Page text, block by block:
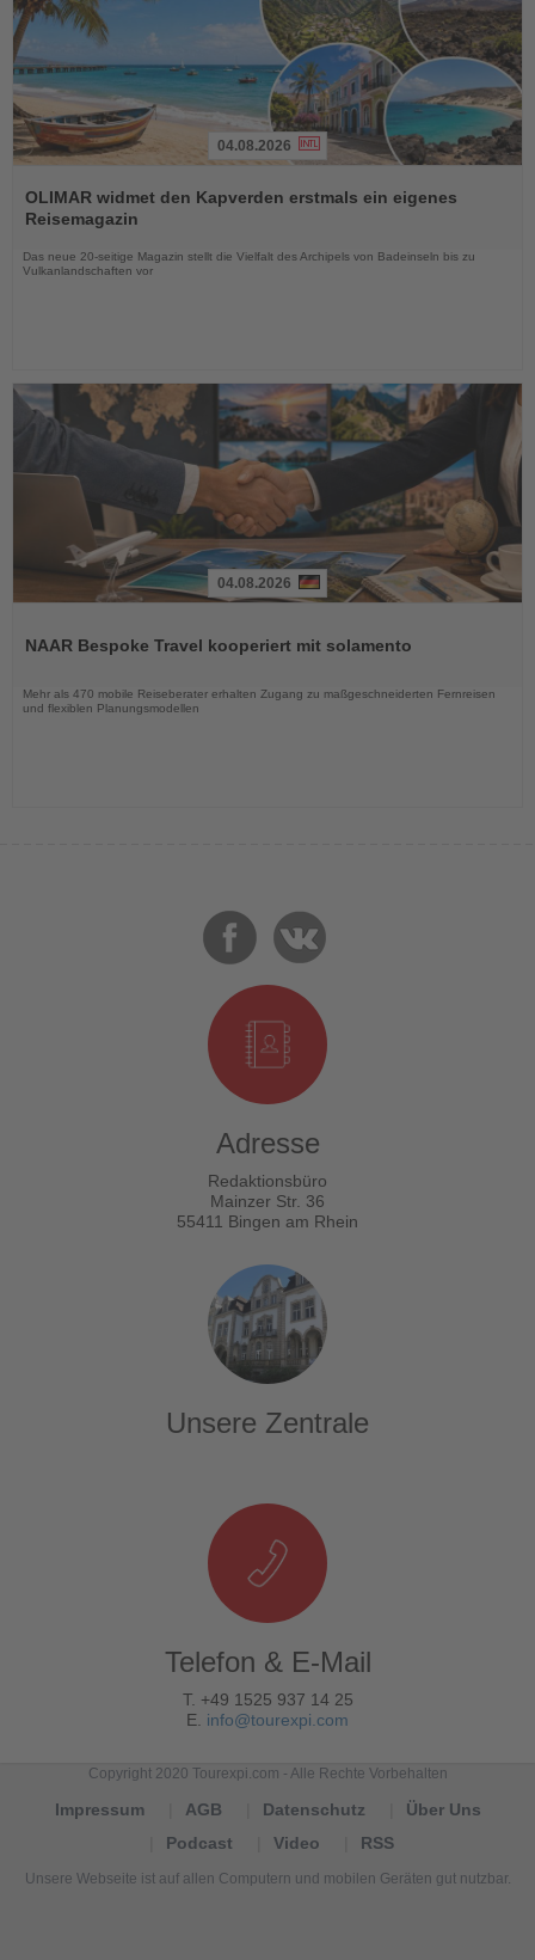
Sie
die
Nachrichten
04.08.2026
OLIMAR widmet den Kapverden erstmals ein eigenes
Reisemagazin
Das neue 20-seitige Magazin stellt die Vielfalt des Archipels von Badeinseln bis zu
Vulkanlandschaften vor
die
04.08.2026
NAAR Bespoke Travel kooperiert mit solamento
Mehr als 470 mobile Reiseberater erhalten Zugang zu maßgeschneiderten Fernreisen
und flexiblen Planungsmodellen
Adresse
Redaktionsbüro
Mainzer Str. 36
55411 Bingen am Rhein
Unsere Zentrale
Telefon & E-Mail
T. +49 1525 937 14 25
E. info@tourexpi.com
Copyright 2020 Tourexpi.com - Alle Rechte Vorbehalten
Impressum AGB Datenschutz
Über Uns
Podcast
Video RSS
Unsere Webseite ist auf allen Computern und mobilen Geräten gut nutzbar.